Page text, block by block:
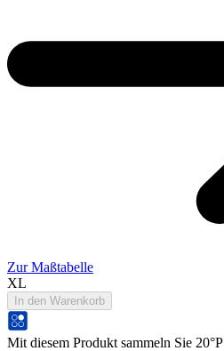
Zur Maßtabelle
XL
In den Warenkorb
Mit diesem Produkt sammeln Sie 20°P